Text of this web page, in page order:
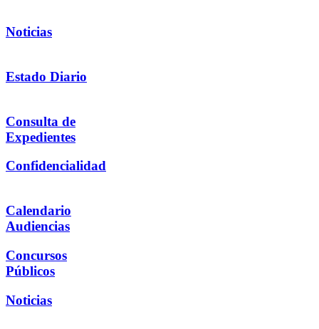
Noticias
Estado Diario
Consulta de
Expedientes
Confidencialidad
Calendario
Audiencias
Concursos
Públicos
Noticias